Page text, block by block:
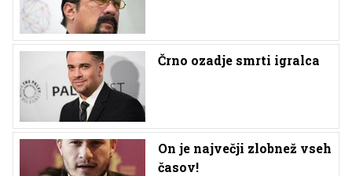
Črno ozadje smrti igralca
On je največji zlobnež vseh
časov!